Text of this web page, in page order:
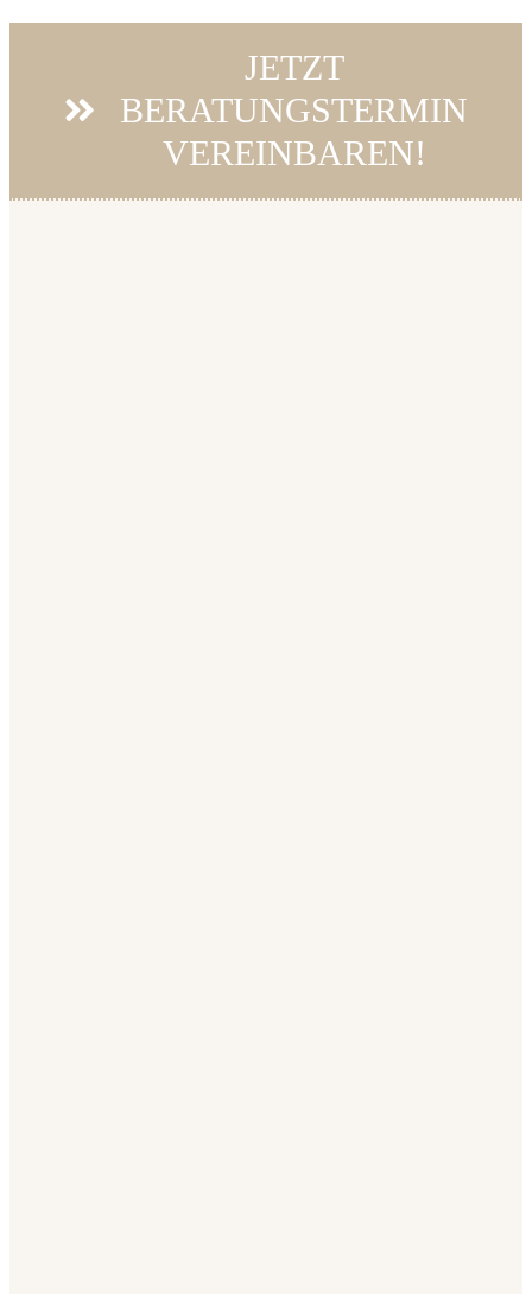
JETZT
BERATUNGSTERMIN
VEREINBAREN!